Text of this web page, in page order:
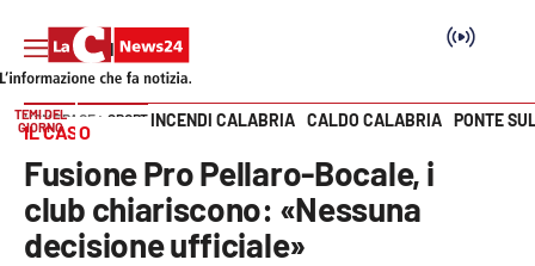
SEZIONI
Cronaca
Vai
TEMI DEL
GIORNO
INCENDI CALABRIA CALDO CALABRIA PONTE
HOME PAGE SPORT
IL CASO
Fusione Pro Pellaro-Bocale, i
club chiariscono: «Nessuna
decisione ufficiale»